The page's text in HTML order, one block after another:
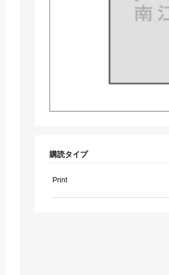
購読タイプ
Print